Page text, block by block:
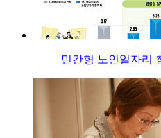
민간형 노인일자리